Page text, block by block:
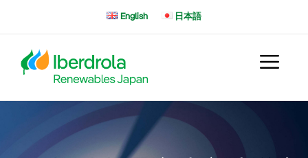
English 日本語